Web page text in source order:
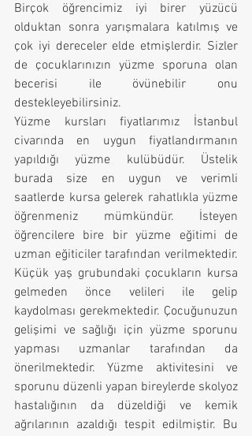
Birçok öğrencimiz iyi birer yüzücü
olduktan sonra yarışmalara katılmış ve
çok iyi dereceler elde etmişlerdir. Sizler
de çocuklarınızın yüzme sporuna olan
becerisi ile övünebilir onu
destekleyebilirsiniz.
Yüzme kursları fiyatlarımız İstanbul
civarında en uygun fiyatlandırmanın
yapıldığı yüzme kulübüdür. Üstelik
burada size en uygun ve verimli
saatlerde kursa gelerek rahatlıkla yüzme
öğrenmeniz mümkündür. İsteyen
öğrencilere bire bir yüzme eğitimi de
uzman eğiticiler tarafından verilmektedir.
Küçük yaş grubundaki çocukların kursa
gelmeden önce velileri ile gelip
kaydolması gerekmektedir. Çocuğunuzun
gelişimi ve sağlığı için yüzme sporunu
yapması uzmanlar tarafından da
önerilmektedir. Yüzme aktivitesini ve
sporunu düzenli yapan bireylerde skolyoz
hastalığının da düzeldiği ve kemik
ağrılarının azaldığı tespit edilmiştir. Bu